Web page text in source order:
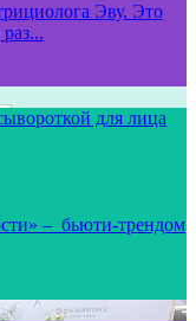
Эву. Это
для лица
– бьюти-трендом